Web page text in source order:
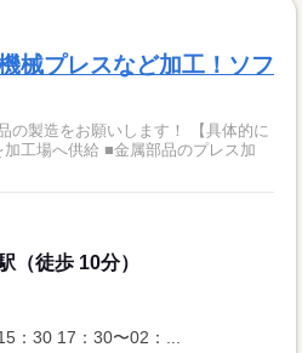
械プレスなど加工！ソフ
をお願いします！ 【具体的に
工場へ供給 ■金属部品のプレス加
（徒歩 10分）
：30 17：30〜02：...